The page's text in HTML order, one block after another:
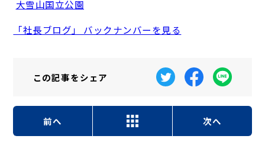
大雪山国立公園
「社長ブログ」 バックナンバーを見る
この記事をシェア
前へ 次へ